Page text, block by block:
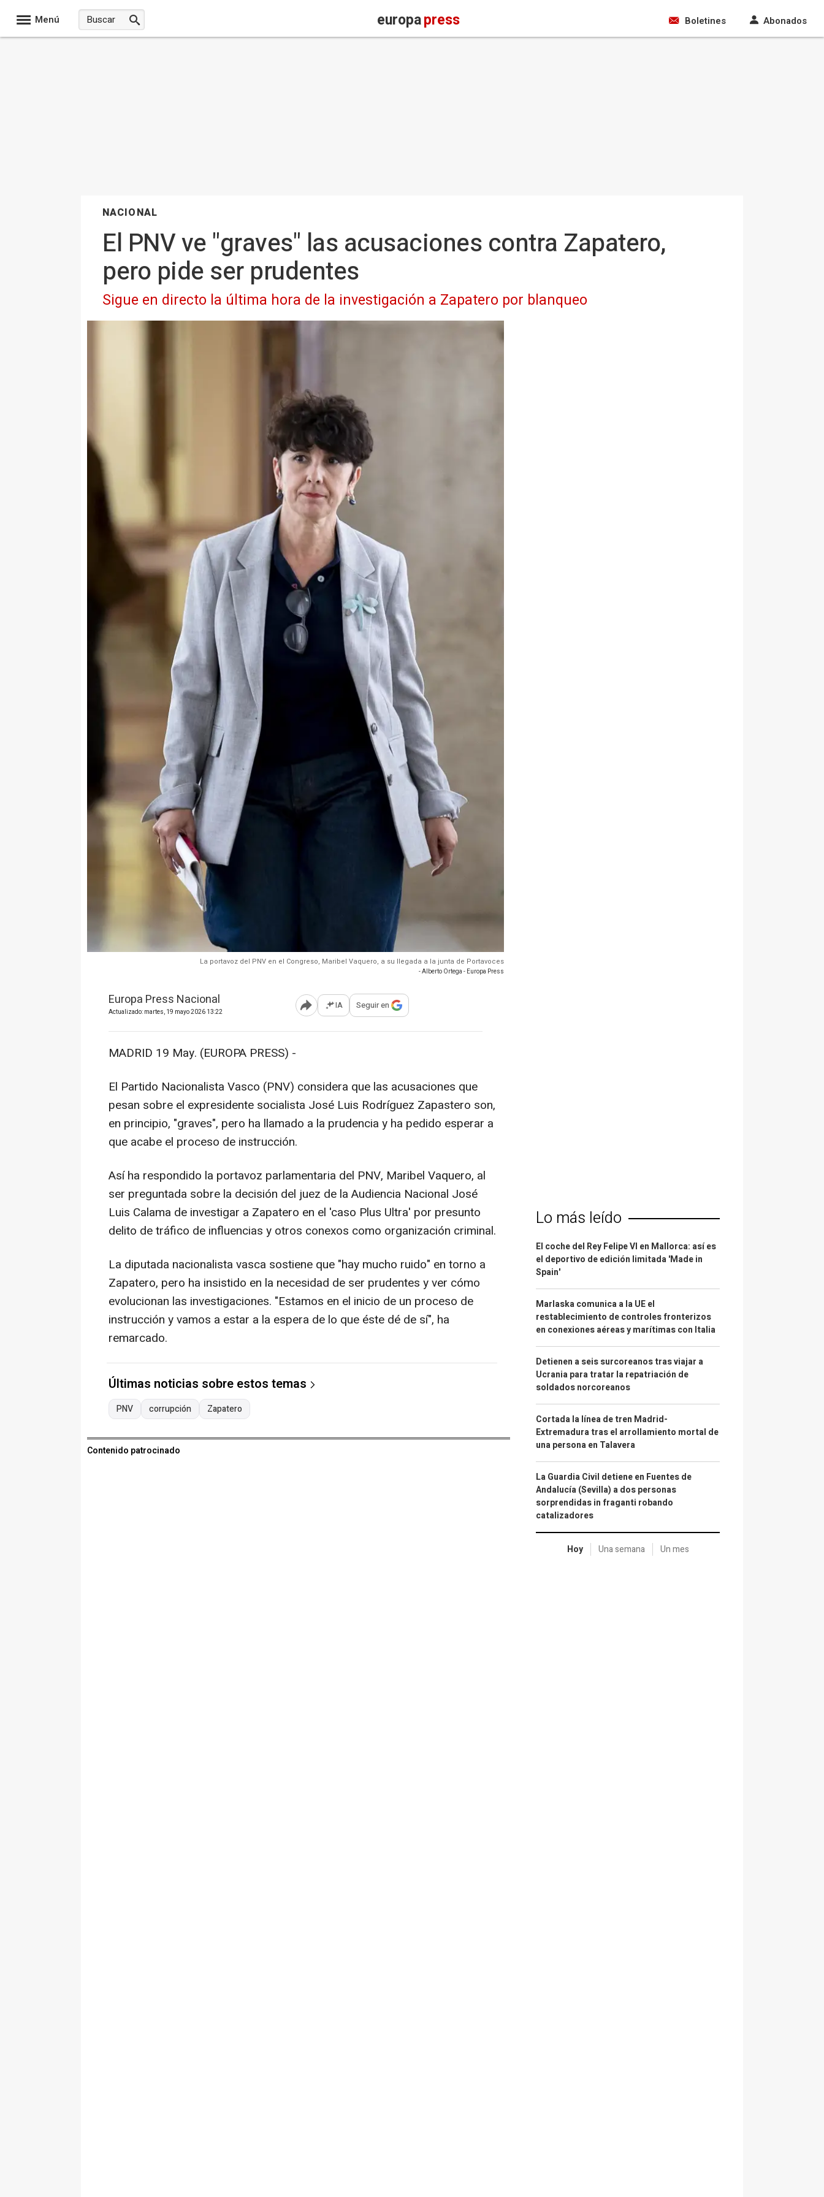
Menú europapress Boletines Abonados
NACIONAL
El PNV ve "graves" las acusaciones contra Zapatero,
pero pide ser prudentes
Sigue en directo la última hora de la investigación a Zapatero por blanqueo
La portavoz del PNV en el Congreso, Maribel Vaquero, a su llegada a la junta de Portavoces
- Alberto Ortega - Europa Press
Europa Press Nacional
Actualizado: martes, 19 mayo 2026 13:22 Abrir opciones para compartir
IA Seguir en
MADRID 19 May. (EUROPA PRESS) -
El Partido Nacionalista Vasco (PNV) considera que las acusaciones que
pesan sobre el expresidente socialista José Luis Rodríguez Zapastero son,
en principio, "graves", pero ha llamado a la prudencia y ha pedido esperar a
que acabe el proceso de instrucción.
Así ha respondido la portavoz parlamentaria del PNV, Maribel Vaquero, al
ser preguntada sobre la decisión del juez de la Audiencia Nacional José
Luis Calama de investigar a Zapatero en el 'caso Plus Ultra' por presunto
delito de tráfico de influencias y otros conexos como organización criminal.
La diputada nacionalista vasca sostiene que "hay mucho ruido" en torno a
Zapatero, pero ha insistido en la necesidad de ser prudentes y ver cómo
evolucionan las investigaciones. "Estamos en el inicio de un proceso de
instrucción y vamos a estar a la espera de lo que éste dé de sí", ha
remarcado.
Últimas noticias sobre estos temas
PNV corrupción Zapatero
Contenido patrocinado
Lo más leído
El coche del Rey Felipe VI en Mallorca: así es
el deportivo de edición limitada 'Made in
Spain'
Marlaska comunica a la UE el
restablecimiento de controles fronterizos
en conexiones aéreas y marítimas con Italia
Detienen a seis surcoreanos tras viajar a
Ucrania para tratar la repatriación de
soldados norcoreanos
Cortada la línea de tren Madrid-
Extremadura tras el arrollamiento mortal de
una persona en Talavera
La Guardia Civil detiene en Fuentes de
Andalucía (Sevilla) a dos personas
sorprendidas in fraganti robando
catalizadores
Hoy Una semana Un mes